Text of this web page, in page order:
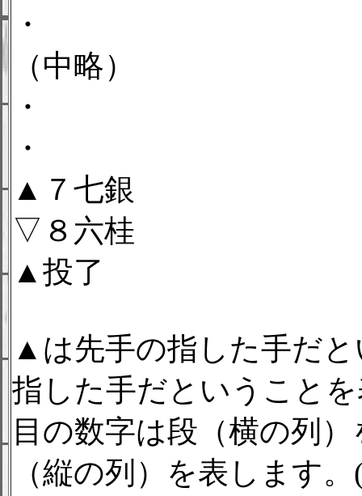
・
（中略）
・
・
▲７七銀
▽８六桂
▲投了
▲は先手の指した手だ
指した手だということ
目の数字は段（横の列
（縦の列）を表します